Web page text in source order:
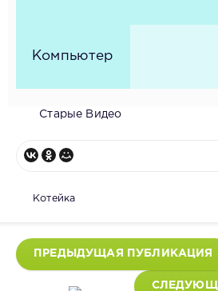
Компьютер
Старые Видео
Котейка
ПРЕДЫДУЩАЯ ПУБЛИКАЦИЯ